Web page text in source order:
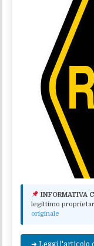
INFORMATIVA
legittimo
originale
➜ Leggi l'articolo